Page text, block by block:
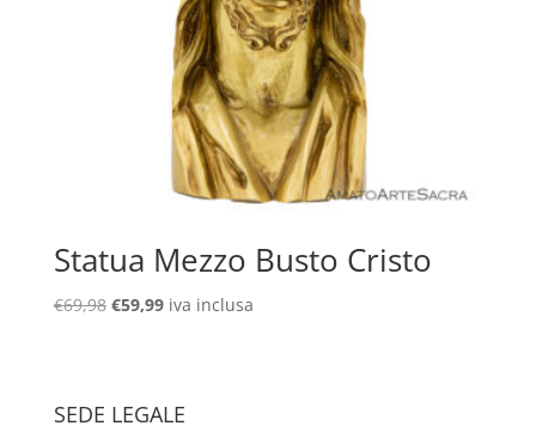
Statua Mezzo Busto Cristo
€69,98 Il
€69,98.
€59,99Il
€59,99.
iva inclusa
SEDE LEGALE